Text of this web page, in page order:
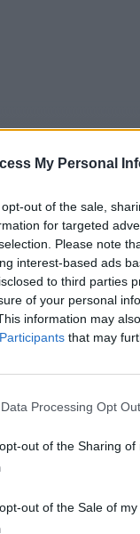
My Personal
out of the sale,
for targeted
Please note
interest-based ads
to third parties
of your personal
information may
that may
Processing Opt
out of the Sharing of
out of the Sale of
Tipps Sender
Mo Di Mi
Löwe & Co. -